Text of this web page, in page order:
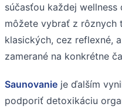
súčasťou každej wellness
môžete vybrať z rôznych
klasických, cez reflexné,
zamerané na konkrétne
Saunovanie je ďalším
podporiť detoxikáciu